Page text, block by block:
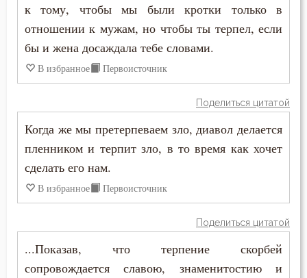
Мысли
Надежда
Наказание
Намерение
Наслаждение
Начальство
к тому, чтобы мы были кротки только в
отношении к мужам, но чтобы ты терпел, если
бы и жена досаждала тебе словами.
В избранное Первоисточник
Поделиться цитатой
Когда же мы претерпеваем зло, диавол делается
пленником и терпит зло, в то время как хочет
сделать его нам.
В избранное Первоисточник
Поделиться цитатой
...Показав, что терпение скорбей
сопровождается славою, знаменитостию и